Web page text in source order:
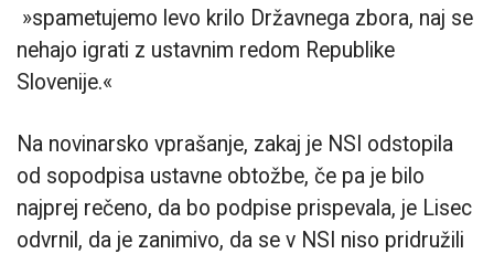
»spametujemo levo krilo Državnega zbora, naj se
nehajo igrati z ustavnim redom Republike
Slovenije.«
Na novinarsko vprašanje, zakaj je NSI odstopila
od sopodpisa ustavne obtožbe, če pa je bilo
najprej rečeno, da bo podpise prispevala, je Lisec
odvrnil, da je zanimivo, da se v NSI niso pridružili